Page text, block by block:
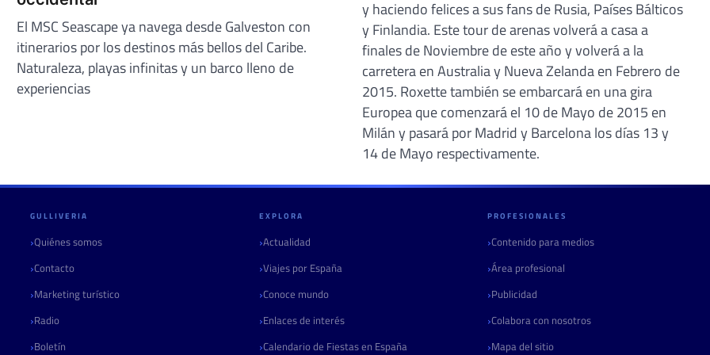
El MSC Seascape ya navega desde Galveston con
itinerarios por los destinos más bellos del Caribe.
Naturaleza, playas infinitas y un barco lleno de
experiencias
y haciendo felices a sus fans de Rusia, Países Bálticos
y Finlandia. Este tour de arenas volverá a casa a
finales de Noviembre de este año y volverá a la
carretera en Australia y Nueva Zelanda en Febrero de
2015. Roxette también se embarcará en una gira
Europea que comenzará el 10 de Mayo de 2015 en
Milán y pasará por Madrid y Barcelona los días 13 y
14 de Mayo respectivamente.
GULLIVERIA
Quiénes somos
Contacto
Marketing turístico
Radio
Boletín
EXPLORA
Actualidad
Viajes por España
Conoce mundo
Enlaces de interés
Calendario de Fiestas en España
PROFESIONALES
Contenido para medios
Área profesional
Publicidad
Colabora con nosotros
Mapa del sitio